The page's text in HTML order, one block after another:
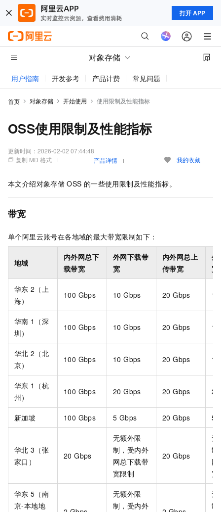
打开 APP
对象存储
用户指南 开发参考 产品计费 常见问题
首页 对象存储 开始使用 使用限制及性能指标
OSS使用限制及性能指标
更新时间： 2026-02-02 07:44:48
复制 MD 格式
产品详情 我的收藏
本文介绍对象存储 OSS 的一些使用限制及性能指标。
带宽
单个阿里云账号在各地域的最大带宽限制如下：
地域
内外网总下
载带宽
外网下载带
宽
内外网总上
传带宽
外
宽
华东 2（上
海）
100 Gbps 10 Gbps 20 Gbps
华南 1（深
圳）
100 Gbps 10 Gbps 20 Gbps
华北 2（北
京）
100 Gbps 10 Gbps 20 Gbps
华东 1（杭
州）
100 Gbps 20 Gbps 20 Gbps
新加坡 100 Gbps 5 Gbps 20 Gbps 5
华北 3（张
家口）
20 Gbps
无额外限
制，受内外
网总下载带
宽限制
20 Gbps
无
制
网
宽
华东 5（南
京-本地地
无额外限
制，受内外
无
制